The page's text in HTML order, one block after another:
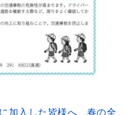
加入した皆様へ、春の全